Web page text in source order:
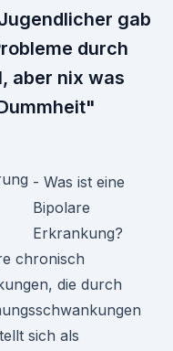
gab
durch
aber nix was
- Was ist eine
Bipolare
Erkrankung?
chronisch
die durch
sich als